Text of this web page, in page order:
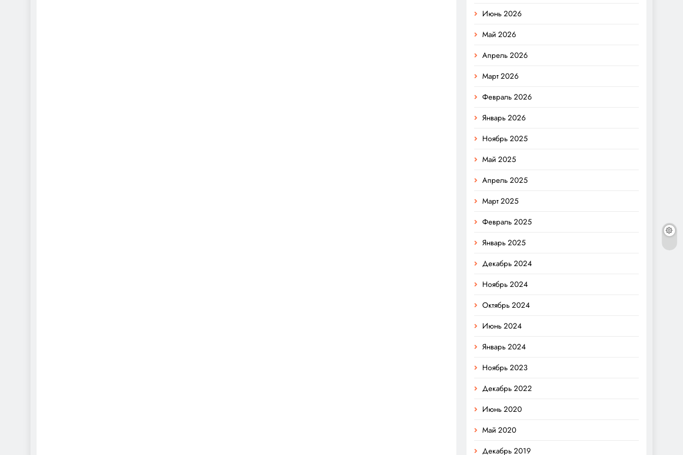
Июнь 2026
Май 2026
Апрель 2026
Март 2026
Февраль 2026
Январь 2026
Ноябрь 2025
Май 2025
Апрель 2025
Март 2025
Февраль 2025
Январь 2025
Декабрь 2024
Ноябрь 2024
Октябрь 2024
Июнь 2024
Январь 2024
Ноябрь 2023
Декабрь 2022
Июнь 2020
Май 2020
Декабрь 2019